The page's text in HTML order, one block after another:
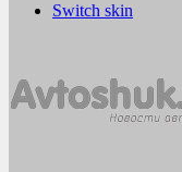
Switch skin